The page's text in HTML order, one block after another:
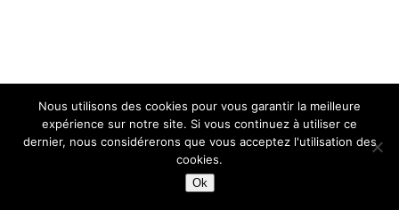
Nous utilisons des cookies pour vous garantir la meilleure
expérience sur notre site. Si vous continuez à utiliser ce
dernier, nous considérerons que vous acceptez l'utilisation des
cookies.
Ok